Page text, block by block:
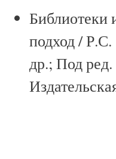
подход /
др.; Под